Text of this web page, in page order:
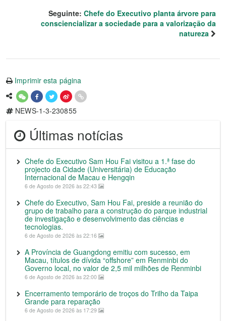
Seguinte: Chefe do Executivo planta árvore para
consciencializar a sociedade para a valorização da
natureza
Imprimir esta página
NEWS-1-3-230855
Últimas notícias
Chefe do Executivo Sam Hou Fai visitou a 1.ª fase do
projecto da Cidade (Universitária) de Educação
Internacional de Macau e Hengqin
6 de Agosto de 2026 às 22:43
Chefe do Executivo, Sam Hou Fai, preside a reunião do
grupo de trabalho para a construção do parque industrial
de investigação e desenvolvimento das ciências e
tecnologias.
6 de Agosto de 2026 às 22:16
A Província de Guangdong emitiu com sucesso, em
Macau, títulos de dívida “offshore” em Renminbi do
Governo local, no valor de 2,5 mil milhões de Renminbi
6 de Agosto de 2026 às 22:00
Encerramento temporário de troços do Trilho da Taipa
Grande para reparação
6 de Agosto de 2026 às 17:29